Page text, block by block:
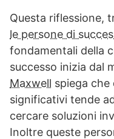
Questa riflessione,
le persone di
fondamentali della
successo inizia dal
Maxwell spiega
significativi tende
cercare soluzioni
Inoltre queste